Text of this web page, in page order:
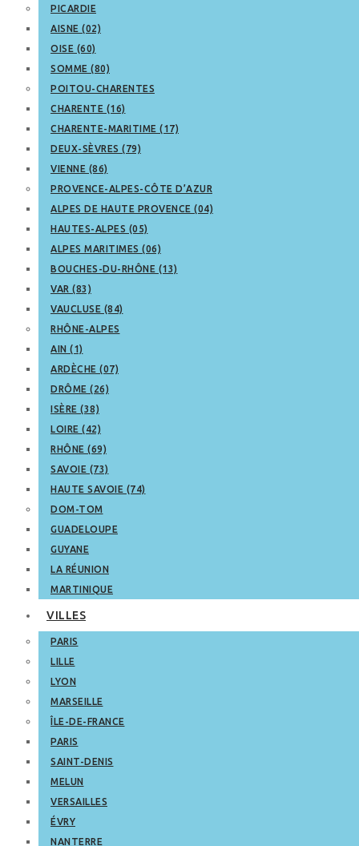
PICARDIE
AISNE (02)
OISE (60)
SOMME (80)
POITOU-CHARENTES
CHARENTE (16)
CHARENTE-MARITIME (17)
DEUX-SÈVRES (79)
VIENNE (86)
PROVENCE-ALPES-CÔTE D’AZUR
ALPES DE HAUTE PROVENCE (04)
HAUTES-ALPES (05)
ALPES MARITIMES (06)
BOUCHES-DU-RHÔNE (13)
VAR (83)
VAUCLUSE (84)
RHÔNE-ALPES
AIN (1)
ARDÈCHE (07)
DRÔME (26)
ISÈRE (38)
LOIRE (42)
RHÔNE (69)
SAVOIE (73)
HAUTE SAVOIE (74)
DOM-TOM
GUADELOUPE
GUYANE
LA RÉUNION
MARTINIQUE
VILLES
PARIS
LILLE
LYON
MARSEILLE
ÎLE-DE-FRANCE
PARIS
SAINT-DENIS
MELUN
VERSAILLES
ÉVRY
NANTERRE